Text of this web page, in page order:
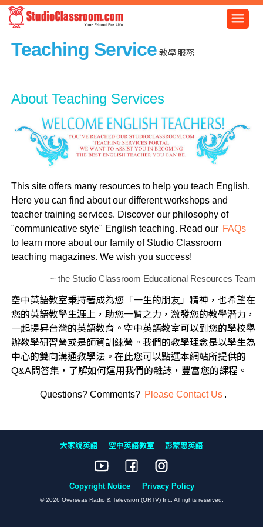
Teaching Service 教學服務
About Teaching Services
This site offers many resources to help you teach English.
Here you can find about our different workshops and
teacher training services. Discover our philosophy of
"communicative style" English teaching. Read our FAQs
to learn more about our family of Studio Classroom
teaching magazines. We wish you success!
~ the Studio Classroom Educational Resources Team
空中英語教室秉持著成為您「一生的朋友」精神，也希望在
您的英語教學生涯上，助您一臂之力，激發您的教學潛力，
一起提昇台灣的英語教育。空中英語教室可以到您的學校舉
辦教學研習營或是師資訓練營。我們的教學理念是以學生為
中心的雙向溝通教學法。在此您可以點選本網站所提供的
Q&A問答集，了解如何運用我們的雜誌，豐富您的課程。
Questions? Comments? Please Contact Us .
大家說英語 空中英語教室 彭蒙惠英語
Copyright Notice Privacy Policy
© 2026 Overseas Radio & Television (ORTV) Inc. All rights reserved.